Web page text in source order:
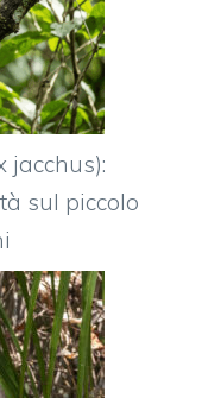
jacchus):
sul piccolo